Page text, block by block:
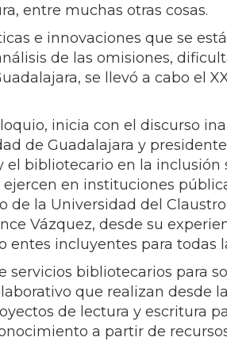
entre muchas otras cosas.
e innovaciones que se
de las omisiones,
se llevó a cabo el
inicia con el discurso
de Guadalajara y
bibliotecario en la inclusión
en instituciones
la Universidad del
Vázquez, desde su
incluyentes para todas
bibliotecarios para
que realizan desde
de lectura y escritura
a partir de